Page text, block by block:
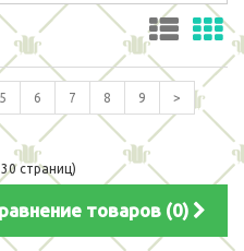
5 6 7 8 9 >
страниц)
товаров (0)